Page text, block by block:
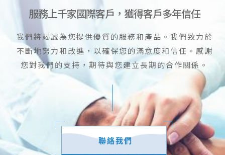
服務上千家國際客戶，獲得客戶多年信任
我們將竭誠為您提供優質的服務和產品。我們致力於
不斷地努力和改進，以確保您的滿意度和信任。感謝
您對我們的支持，期待與您建立長期的合作關係。
聯絡我們